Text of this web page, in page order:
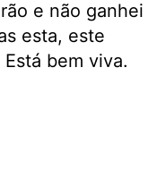
e não ganhei
esta, este
bem viva.